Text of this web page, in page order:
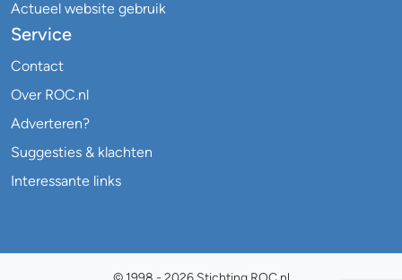
Actueel website gebruik
Service
Contact
Over ROC.nl
Adverteren?
Suggesties & klachten
Interessante links